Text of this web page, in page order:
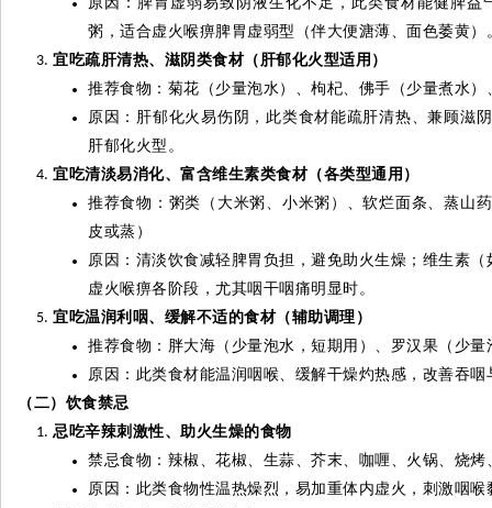
粥，适合虚火喉痹脾胃虚弱型（伴大便溏薄、面色萎黄）
宜吃疏肝清热、滋阴类食材（肝郁化火型适用）
推荐食物：菊花（少量泡水）、枸杞、佛手（少量煮水
原因：肝郁化火易伤阴，此类食材能疏肝清热、兼顾滋
肝郁化火型。
宜吃清淡易消化、富含维生素类食材（各类型通用）
推荐食物：粥类（大米粥、小米粥）、软烂面条、蒸山
皮或蒸）
原因：清淡饮食减轻脾胃负担，避免助火生燥；维生素（
虚火喉痹各阶段，尤其咽干咽痛明显时。
宜吃温润利咽、缓解不适的食材（辅助调理）
推荐食物：胖大海（少量泡水，短期用）、罗汉果（少
原因：此类食材能温润咽喉、缓解干燥灼热感，改善吞
（二）饮食禁忌
忌吃辛辣刺激性、助火生燥的食物
禁忌食物：辣椒、花椒、生蒜、芥末、咖喱、火锅、烧
原因：此类食物性温热燥烈，易加重体内虚火，刺激咽